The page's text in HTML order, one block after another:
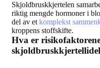
Skjoldbruskkjertelen
riktig mengde hormoner i
del av etkomplekst
kroppens stoffskifte.
Hva er